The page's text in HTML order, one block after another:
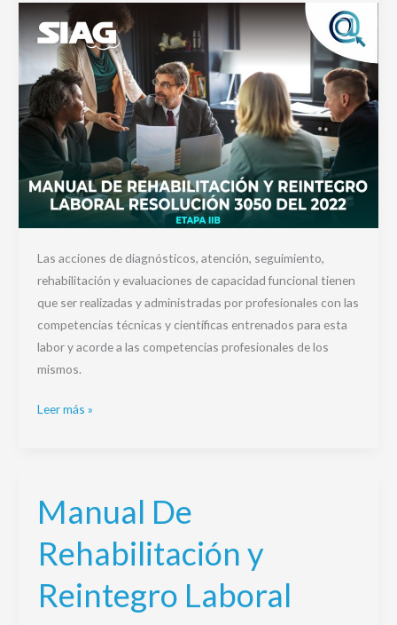
Las acciones de diagnósticos, atención, seguimiento,
rehabilitación y evaluaciones de capacidad funcional tienen
que ser realizadas y administradas por profesionales con las
competencias técnicas y científicas entrenados para esta
labor y acorde a las competencias profesionales de los
mismos.
IIB
Leer más »
Manual De
Rehabilitación y
Reintegro Laboral
Manual
De
Rehabilitación
y
Reintegro
Laboral